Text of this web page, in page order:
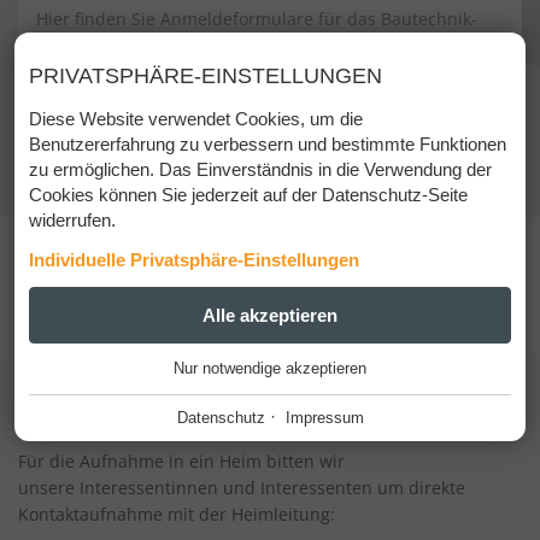
PRIVATSPHÄRE-EINSTELLUNGEN
Diese Website verwendet Cookies, um die
Benutzererfahrung zu verbessern und bestimmte Funktionen
zu ermöglichen. Das Einverständnis in die Verwendung der
Cookies können Sie jederzeit auf der Datenschutz-Seite
widerrufen.
Individuelle Privatsphäre-Einstellungen
Diese Cookies werden für einen reibungslosen Betrieb
Website Cookie Consent
Tool für die Verwaltung der Cookie Einstellungen.
FUNKTIONALE ANBIETER
Funktionale Anbieter helfen dabei, bestimmte Funktionen auf
Alle akzeptieren
Nur notwendige akzeptieren
Datenschutz · Impressum
Hier finden Sie Anmeldeformulare für das Bautechnik-
IT-Kolleg
WOHNMÖGLICHKEITEN
Wohnheime
Für die Aufnahme in ein Heim bitten wir
unsere Interessentinnen und Interessenten um direkte
Kontaktaufnahme mit der Heimleitung: